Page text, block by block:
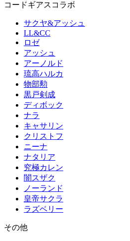
コードギアスコラボ
サクヤ&アッシュ
LL&CC
ロゼ
アッシュ
アーノルド
琉高ハルカ
物部勲
黒戸剣成
ディボック
ナラ
キャサリン
クリストフ
ニーナ
ナタリア
究極カレン
闇スザク
ノーランド
皇帝サクラ
ラズベリー
その他